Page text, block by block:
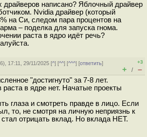
драйверов написано? Яблочный драйвер
Nvidia драйвер (который
на Си, следом пара процентов на
– поделка для запуска гнома.
раста в ядро идёт речь?
), 17:11, 29/11/2025 [^] [^^] [^^^] [ответить]
+3
+ / –
"достигнуто" за 7-8 лет.
раста в ядре нет. Начатые проекты
глаза и смотреть правде в лицо. Если
то, не смотря на личную неприязнь к
отрицать вклад. Но вклада НЕТ.